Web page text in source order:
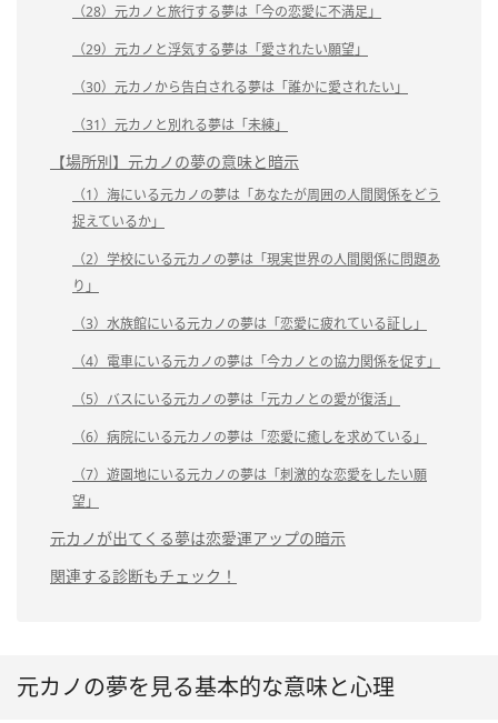
（28）元カノと旅行する夢は「今の恋愛に不満足」
（29）元カノと浮気する夢は「愛されたい願望」
（30）元カノから告白される夢は「誰かに愛されたい」
（31）元カノと別れる夢は「未練」
【場所別】元カノの夢の意味と暗示
（1）海にいる元カノの夢は「あなたが周囲の人間関係をどう
捉えているか」
（2）学校にいる元カノの夢は「現実世界の人間関係に問題あ
り」
（3）水族館にいる元カノの夢は「恋愛に疲れている証し」
（4）電車にいる元カノの夢は「今カノとの協力関係を促す」
（5）バスにいる元カノの夢は「元カノとの愛が復活」
（6）病院にいる元カノの夢は「恋愛に癒しを求めている」
（7）遊園地にいる元カノの夢は「刺激的な恋愛をしたい願
望」
元カノが出てくる夢は恋愛運アップの暗示
関連する診断もチェック！
元カノの夢を見る基本的な意味と心理